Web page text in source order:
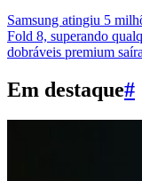
Samsung atingiu 5
Fold 8, superando
dobráveis premium
Em destaque#